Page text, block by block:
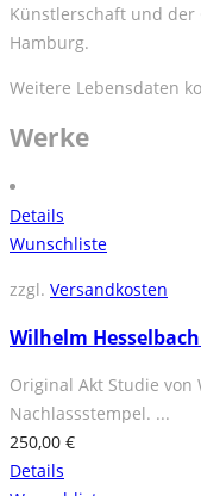
Künstlerschaft und der
Hamburg.
Weitere Lebensdaten
Werke
Details
Wunschliste
zzgl. Versandkosten
Wilhelm Hesselbach
Original Akt Studie
Nachlassstempel. ...
250,00 €
Details